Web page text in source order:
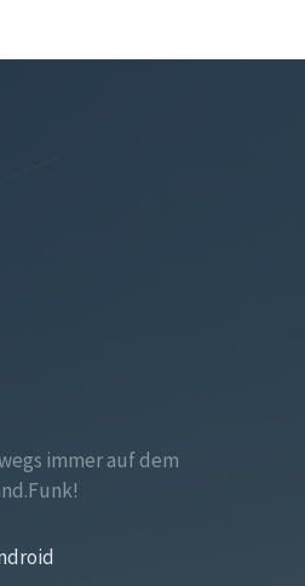
immer auf dem